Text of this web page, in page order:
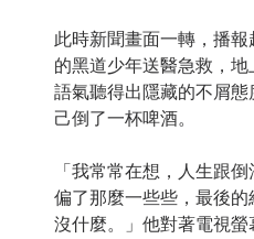
此時新聞畫面一轉，播
的黑道少年送醫急救，
語氣聽得出隱藏的不屑
己倒了一杯啤酒。
「我常常在想，人生跟
偏了那麼一些些，最後
沒什麼。」他對著電視螢